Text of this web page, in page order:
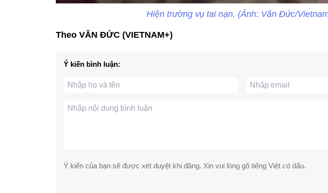
Hiện trường vụ tai nạn. (Ảnh: Văn Đức/
Theo VĂN ĐỨC (VIETNAM+)
Ý kiến bình luận:
Ý kiến của bạn sẽ được xét duyệt khi đăng. Xin vui lòng gõ tiếng Việt có dấu.